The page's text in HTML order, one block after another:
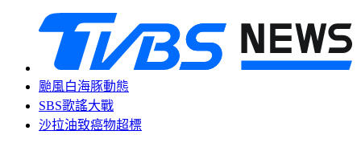
颱風白海豚動態
SBS歌謠大戰
沙拉油致癌物超標